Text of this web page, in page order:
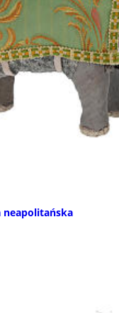
neapolitańska